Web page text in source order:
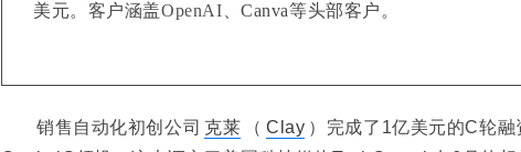
美元。客户涵盖OpenAI 、Canva等头部客户。
销售自动化初创公司 克莱 （ Clay ）完成了1亿美元的C轮